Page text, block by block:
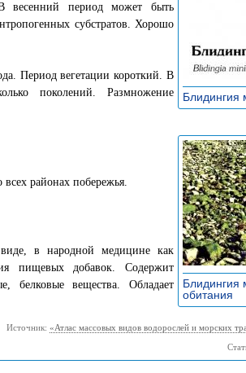
Блидингия
весенний период может быть
субстратов. Хорошо
Период вегетации короткий. В
поколений. Размножение
Блидингия
обитания
районах побережья.
в народной медицине как
пищевых добавок. Содержит
белковые вещества. Обладает
Источник: «Атлас массовых видов водорослей и морских